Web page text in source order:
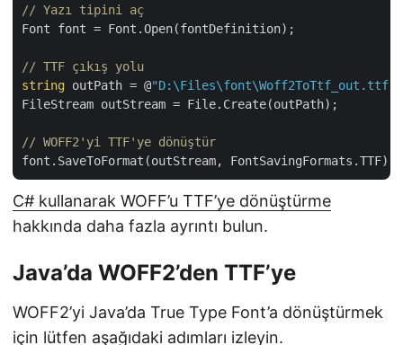
// Yazı tipini aç
Font font = Font.Open(fontDefinition);
// TTF çıkış yolu
string outPath = @"D:\Files\font\Woff2ToTtf_out.ttf"
FileStream outStream = File.Create(outPath);
// WOFF2'yi TTF'ye dönüştür
C# kullanarak WOFF’u TTF’ye dönüştürme
hakkında daha fazla ayrıntı bulun.
Java’da WOFF2’den TTF’ye
WOFF2’yi Java’da True Type Font’a dönüştürmek
için lütfen aşağıdaki adımları izleyin.